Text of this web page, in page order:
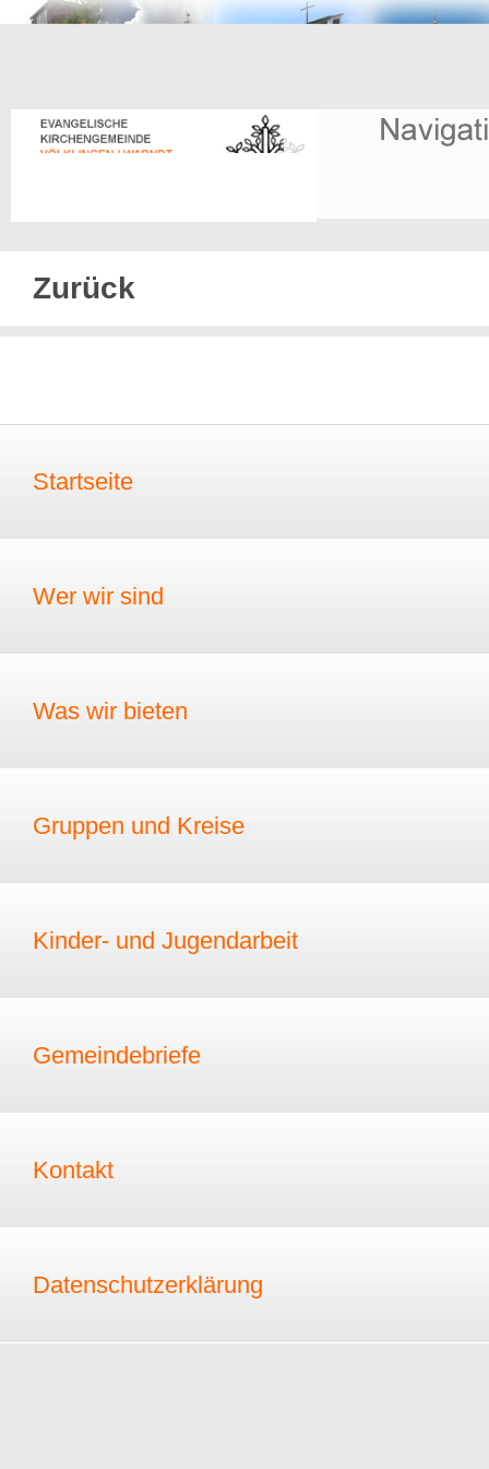
Zurück
Startseite
Wer wir sind
Was wir bieten
Gruppen und Kreise
Kinder- und Jugendarbeit
Gemeindebriefe
Kontakt
Datenschutzerklärung